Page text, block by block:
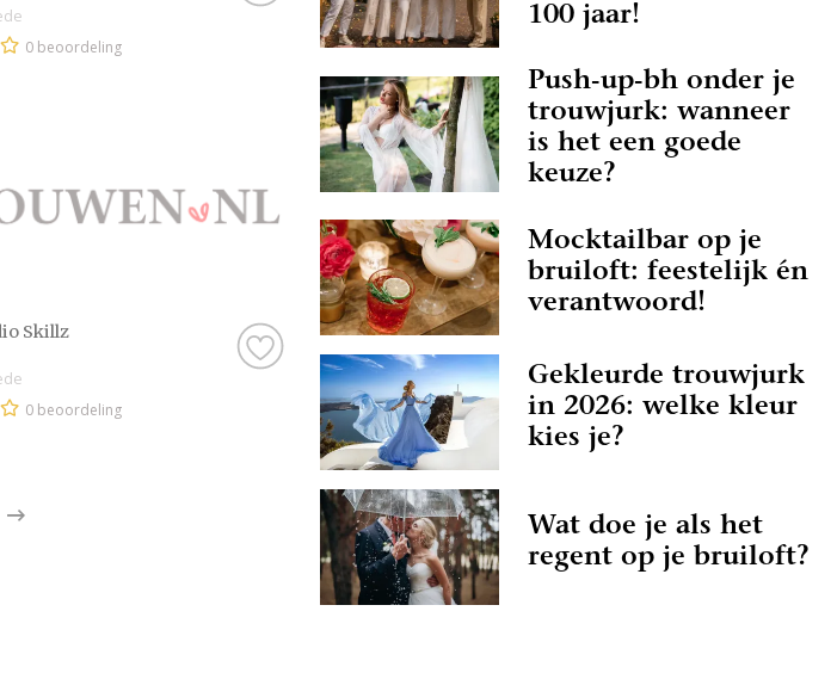
0 beoordeling
Skillz
0 beoordeling
100 jaar!
Push-up-bh onder je
trouwjurk: wanneer
is het een goede
keuze?
Mocktailbar op je
bruiloft: feestelijk én
verantwoord!
Gekleurde trouwjurk
in 2026: welke kleur
kies je?
Wat doe je als het
regent op je bruiloft?